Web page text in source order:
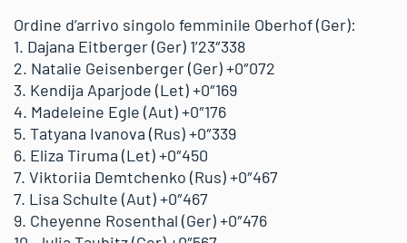
Ordine d’arrivo singolo femminile Oberhof (Ger):
1. Dajana Eitberger (Ger) 1’23″338
2. Natalie Geisenberger (Ger) +0″072
3. Kendija Aparjode (Let) +0″169
4. Madeleine Egle (Aut) +0″176
5. Tatyana Ivanova (Rus) +0″339
6. Eliza Tiruma (Let) +0″450
7. Viktoriia Demtchenko (Rus) +0″467
7. Lisa Schulte (Aut) +0″467
9. Cheyenne Rosenthal (Ger) +0″476